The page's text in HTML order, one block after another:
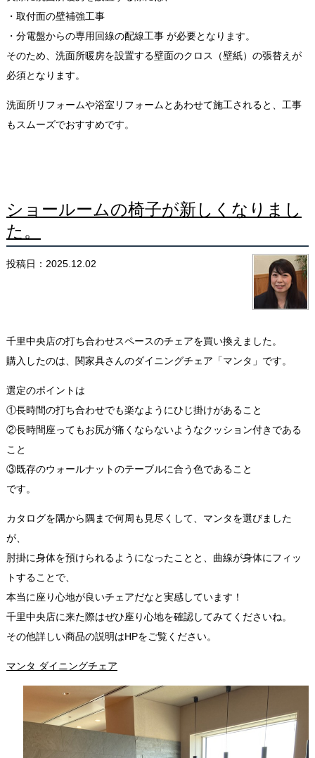
・取付面の壁補強工事
・分電盤からの専用回線の配線工事 が必要となります。
そのため、洗面所暖房を設置する壁面のクロス（壁紙）の張替えが
必須となります。
洗面所リフォームや浴室リフォームとあわせて施工されると、工事
もスムーズでおすすめです。
ショールームの椅子が新しくなりまし
た。
投稿日：2025.12.02
千里中央店の打ち合わせスペースのチェアを買い換えました。
購入したのは、関家具さんのダイニングチェア「マンタ」です。
選定のポイントは
①長時間の打ち合わせでも楽なようにひじ掛けがあること
②長時間座ってもお尻が痛くならないようなクッション付きである
こと
③既存のウォールナットのテーブルに合う色であること
です。
カタログを隅から隅まで何周も見尽くして、マンタを選びました
が、
肘掛に身体を預けられるようになったことと、曲線が身体にフィッ
トすることで、
本当に座り心地が良いチェアだなと実感しています！
千里中央店に来た際はぜひ座り心地を確認してみてくださいね。
その他詳しい商品の説明はHPをご覧ください。
マンタ ダイニングチェア